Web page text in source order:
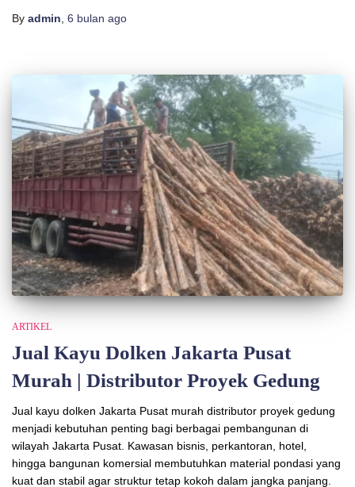
By admin 6 bulan ago
ARTIKEL
Jual Kayu Dolken Jakarta Pusat
Murah | Distributor Proyek Gedung
Jual kayu dolken Jakarta Pusat murah distributor proyek gedung
menjadi kebutuhan penting bagi berbagai pembangunan di
wilayah Jakarta Pusat. Kawasan bisnis, perkantoran, hotel,
hingga bangunan komersial membutuhkan material pondasi yang
kuat dan stabil agar struktur tetap kokoh dalam jangka panjang.